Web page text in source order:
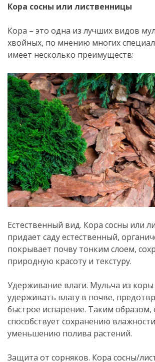
Кора сосны или лиственницы
Кора – это одна из лучших видов
хвойных, по мнению многих
имеет несколько преимуществ:
Естественный вид. Кора сосны или
придает саду естественный,
покрывает почву тонким слоем,
природную красоту и текстуру.
Удерживание влаги. Мульча из
удерживать влагу в почве,
быстрое испарение. Таким образом,
способствует сохранению
уменьшению полива растений.
Защита от сорняков. Кора сосны/